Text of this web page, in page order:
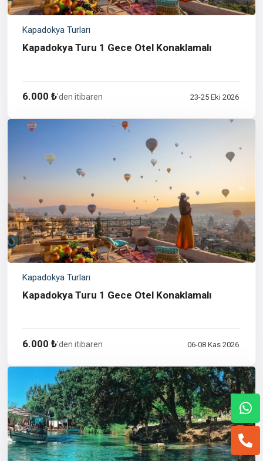
Kapadokya Turları
Kapadokya Turu 1 Gece Otel Konaklamalı
6.000 ₺'den itibaren 23-25 Eki 2026
Kapadokya Turları
Kapadokya Turu 1 Gece Otel Konaklamalı
6.000 ₺'den itibaren 06-08 Kas 2026